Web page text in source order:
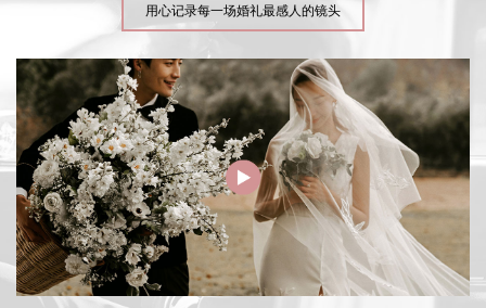
用心记录每一场婚礼最感人的镜头